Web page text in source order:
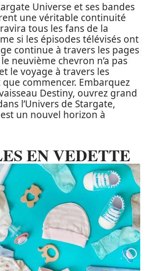
Universe et ses bandes
une véritable continuité
tous les fans de la
si les épisodes télévisés ont
continue à travers les pages
neuvième chevron n’a pas
le voyage à travers les
commencer. Embarquez
Destiny, ouvrez grand
l’Univers de Stargate,
un nouvel horizon à
EN VEDETTE